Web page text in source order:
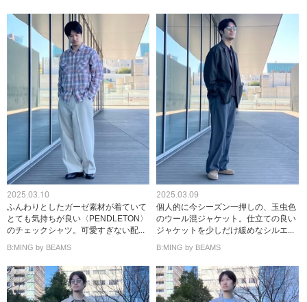
2025.03.10
ふんわりとしたガーゼ素材が着ていて
とても気持ちが良い〈PENDLETON〉
のチェックシャツ。可愛すぎない配...
B:MING by BEAMS
2025.03.09
個人的に今シーズン一押しの、玉虫色
のウール混ジャケット。仕立ての良い
ジャケットを少しだけ緩めなシルエ...
B:MING by BEAMS